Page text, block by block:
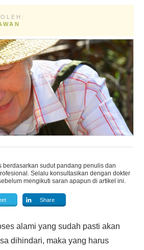
berdasarkan sudut pandang penulis dan
Selalu konsultasikan dengan dokter
mengikuti saran apapun di artikel ini.
Share
alami yang sudah pasti akan
dihindari, maka yang harus